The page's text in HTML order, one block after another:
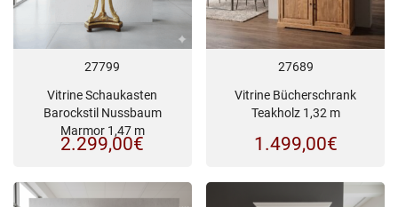
27799
Vitrine Schaukasten
Barockstil Nussbaum
Marmor 1,47 m
2.299,00€
27689
Vitrine Bücherschrank
Teakholz 1,32 m
1.499,00€